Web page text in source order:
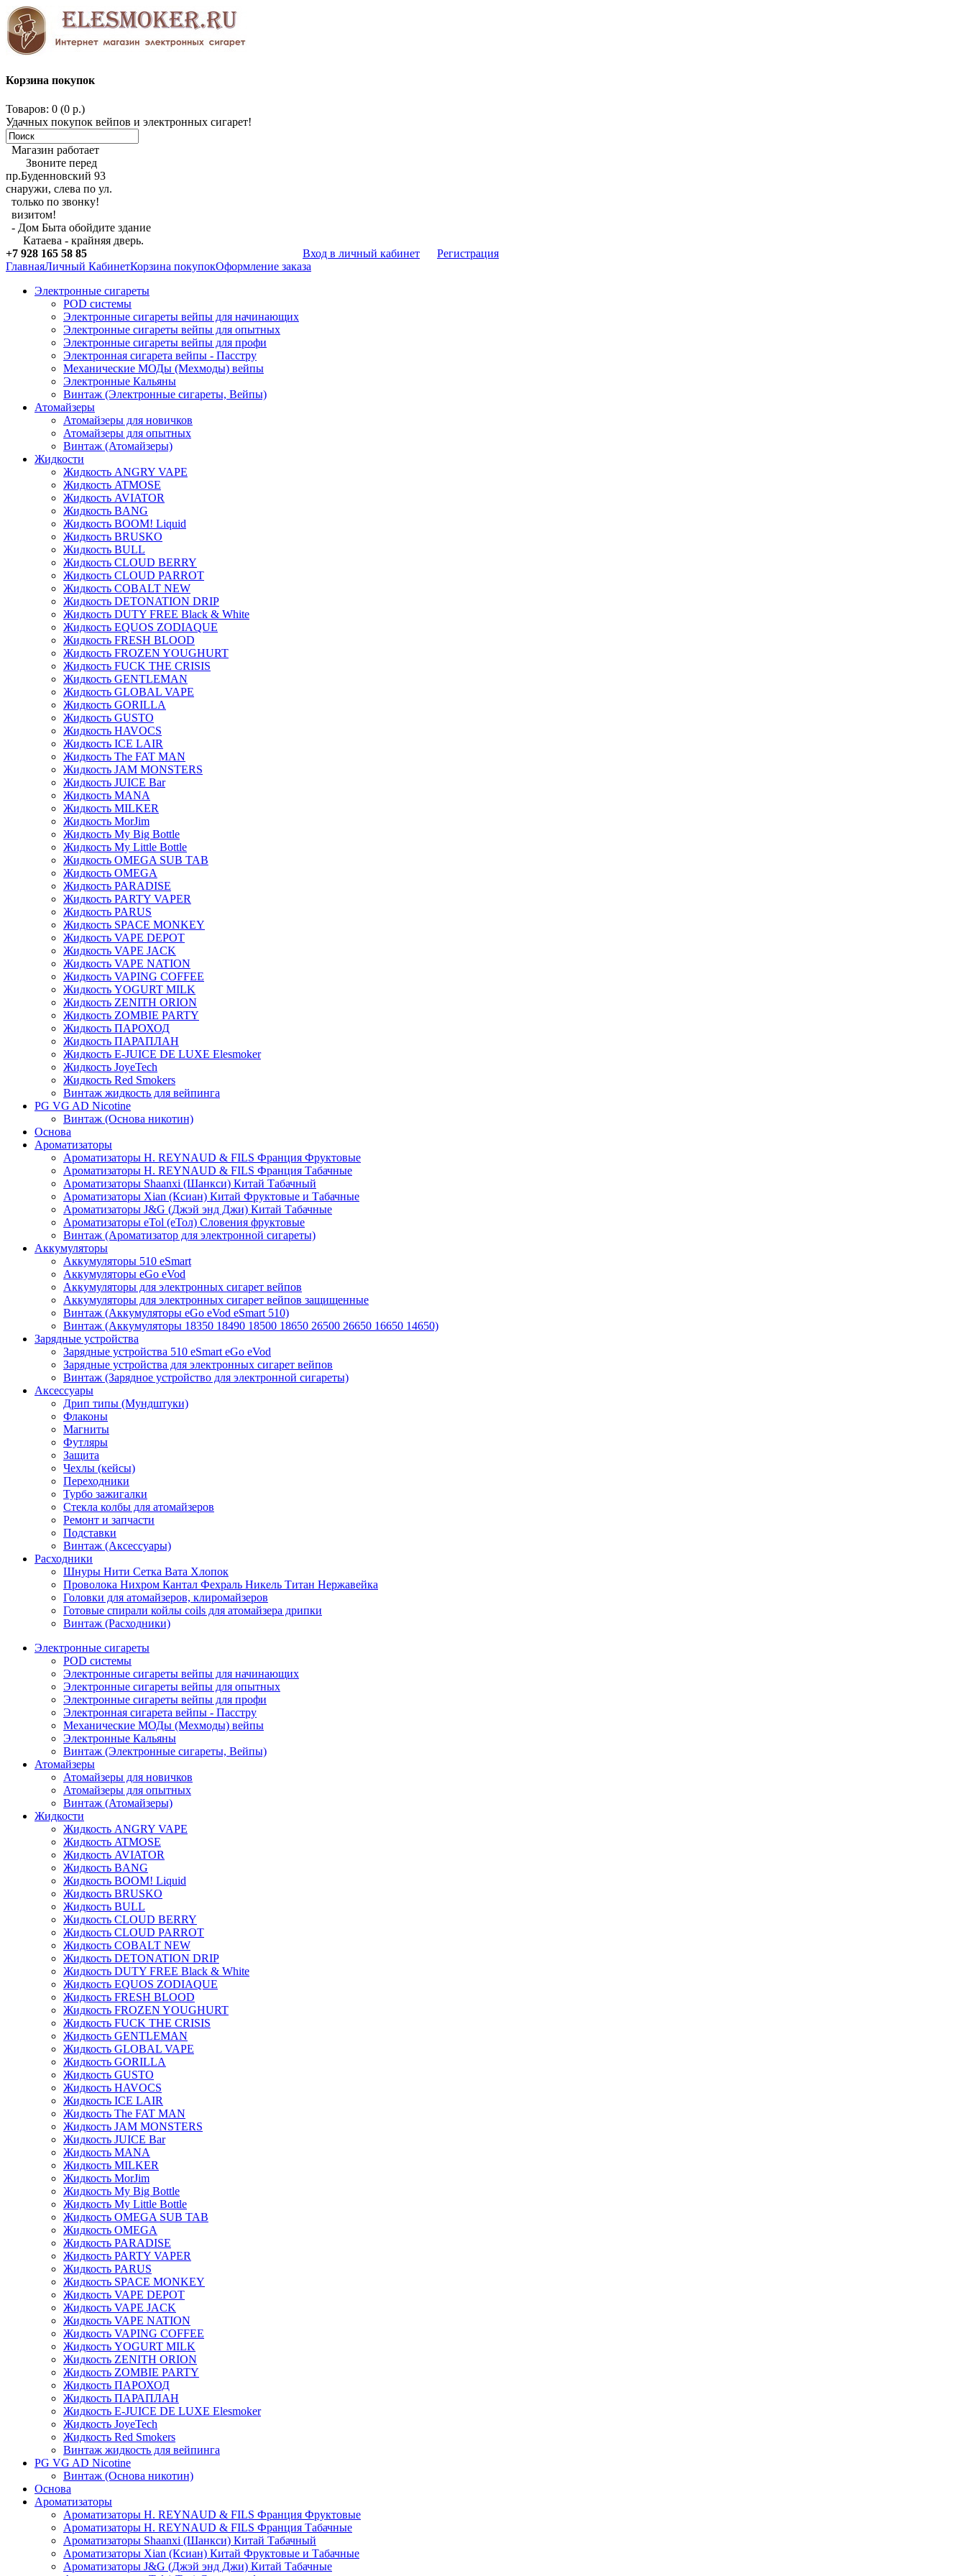
Корзина покупок
Товаров: 0 (0 р.)
Удачных покупок вейпов и электронных сигарет!
Магазин работает
Звоните перед
пр.Буденновский 93
снаружи, слева по ул.
только по звонку!
визитом!
- Дом Быта обойдите здание
Катаева - крайняя дверь.
+7 928 165 58 85 Вход в личный кабинет
Регистрация
ГлавнаяЛичный КабинетКорзина покупокОформление заказа
Электронные сигареты
POD системы
Электронные сигареты вейпы для начинающих
Электронные сигареты вейпы для опытных
Электронные сигареты вейпы для профи
Электронная сигарета вейпы - Пасстру
Механические МОДы (Мехмоды) вейпы
Электронные Кальяны
Винтаж (Электронные сигареты, Вейпы)
Атомайзеры
Атомайзеры для новичков
Атомайзеры для опытных
Винтаж (Атомайзеры)
Жидкости
Жидкость ANGRY VAPE
Жидкость ATMOSE
Жидкость AVIATOR
Жидкость BANG
Жидкость BOOM! Liquid
Жидкость BRUSKO
Жидкость BULL
Жидкость CLOUD BERRY
Жидкость CLOUD PARROT
Жидкость COBALT NEW
Жидкость DETONATION DRIP
Жидкость DUTY FREE Black & White
Жидкость EQUOS ZODIAQUE
Жидкость FRESH BLOOD
Жидкость FROZEN YOUGHURT
Жидкость FUCK THE CRISIS
Жидкость GENTLEMAN
Жидкость GLOBAL VAPE
Жидкость GORILLA
Жидкость GUSTO
Жидкость HAVOCS
Жидкость ICE LAIR
Жидкость The FAT MAN
Жидкость JAM MONSTERS
Жидкость JUICE Bar
Жидкость MANA
Жидкость MILKER
Жидкость MorJim
Жидкость My Big Bottle
Жидкость My Little Bottle
Жидкость OMEGA SUB TAB
Жидкость OMEGA
Жидкость PARADISE
Жидкость PARTY VAPER
Жидкость PARUS
Жидкость SPACE MONKEY
Жидкость VAPE DEPOT
Жидкость VAPE JACK
Жидкость VAPE NATION
Жидкость VAPING COFFEE
Жидкость YOGURT MILK
Жидкость ZENITH ORION
Жидкость ZOMBIE PARTY
Жидкость ПАРОХОД
Жидкость ПАРАПЛАН
Жидкость E-JUIСE DE LUXE Elesmoker
Жидкость JoyeTech
Жидкость Red Smokers
Винтаж жидкость для вейпинга
PG VG AD Nicotine
Винтаж (Основа никотин)
Основа
Ароматизаторы
Ароматизаторы H. REYNAUD & FILS Франция Фруктовые
Ароматизаторы H. REYNAUD & FILS Франция Табачные
Ароматизаторы Shaanxi (Шанкси) Китай Табачный
Ароматизаторы Xian (Ксиан) Китай Фруктовые и Табачные
Ароматизаторы J&G (Джэй энд Джи) Китай Табачные
Ароматизаторы eTol (еТол) Словения фруктовые
Винтаж (Ароматизатор для электронной сигареты)
Аккумуляторы
Аккумуляторы 510 eSmart
Аккумуляторы eGo eVod
Аккумуляторы для электронных сигарет вейпов
Аккумуляторы для электронных сигарет вейпов защищенные
Винтаж (Аккумуляторы eGo eVod eSmart 510)
Винтаж (Аккумуляторы 18350 18490 18500 18650 26500 26650 16650 14650)
Зарядные устройства
Зарядные устройства 510 eSmart eGo eVod
Зарядные устройства для электронных сигарет вейпов
Винтаж (Зарядное устройство для электронной сигареты)
Аксессуары
Дрип типы (Мундштуки)
Флаконы
Магниты
Футляры
Защита
Чехлы (кейсы)
Переходники
Турбо зажигалки
Стекла колбы для атомайзеров
Ремонт и запчасти
Подставки
Винтаж (Аксессуары)
Расходники
Шнуры Нити Сетка Вата Хлопок
Проволока Нихром Кантал Фехраль Никель Титан Нержавейка
Головки для атомайзеров, клиромайзеров
Готовые спирали койлы coils для атомайзера дрипки
Винтаж (Расходники)
Электронные сигареты
POD системы
Электронные сигареты вейпы для начинающих
Электронные сигареты вейпы для опытных
Электронные сигареты вейпы для профи
Электронная сигарета вейпы - Пасстру
Механические МОДы (Мехмоды) вейпы
Электронные Кальяны
Винтаж (Электронные сигареты, Вейпы)
Атомайзеры
Атомайзеры для новичков
Атомайзеры для опытных
Винтаж (Атомайзеры)
Жидкости
Жидкость ANGRY VAPE
Жидкость ATMOSE
Жидкость AVIATOR
Жидкость BANG
Жидкость BOOM! Liquid
Жидкость BRUSKO
Жидкость BULL
Жидкость CLOUD BERRY
Жидкость CLOUD PARROT
Жидкость COBALT NEW
Жидкость DETONATION DRIP
Жидкость DUTY FREE Black & White
Жидкость EQUOS ZODIAQUE
Жидкость FRESH BLOOD
Жидкость FROZEN YOUGHURT
Жидкость FUCK THE CRISIS
Жидкость GENTLEMAN
Жидкость GLOBAL VAPE
Жидкость GORILLA
Жидкость GUSTO
Жидкость HAVOCS
Жидкость ICE LAIR
Жидкость The FAT MAN
Жидкость JAM MONSTERS
Жидкость JUICE Bar
Жидкость MANA
Жидкость MILKER
Жидкость MorJim
Жидкость My Big Bottle
Жидкость My Little Bottle
Жидкость OMEGA SUB TAB
Жидкость OMEGA
Жидкость PARADISE
Жидкость PARTY VAPER
Жидкость PARUS
Жидкость SPACE MONKEY
Жидкость VAPE DEPOT
Жидкость VAPE JACK
Жидкость VAPE NATION
Жидкость VAPING COFFEE
Жидкость YOGURT MILK
Жидкость ZENITH ORION
Жидкость ZOMBIE PARTY
Жидкость ПАРОХОД
Жидкость ПАРАПЛАН
Жидкость E-JUIСE DE LUXE Elesmoker
Жидкость JoyeTech
Жидкость Red Smokers
Винтаж жидкость для вейпинга
PG VG AD Nicotine
Винтаж (Основа никотин)
Основа
Ароматизаторы
Ароматизаторы H. REYNAUD & FILS Франция Фруктовые
Ароматизаторы H. REYNAUD & FILS Франция Табачные
Ароматизаторы Shaanxi (Шанкси) Китай Табачный
Ароматизаторы Xian (Ксиан) Китай Фруктовые и Табачные
Ароматизаторы J&G (Джэй энд Джи) Китай Табачные